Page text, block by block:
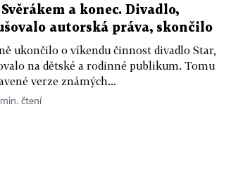
a konec. Divadlo,
autorská práva, skončilo
ukončilo o víkendu činnost divadlo Star,
na dětské a rodinné publikum. Tomu
verze známých...
min. čtení